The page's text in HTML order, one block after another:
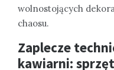
wolnostojących
chaosu.
Zaplecze
kawiarni: